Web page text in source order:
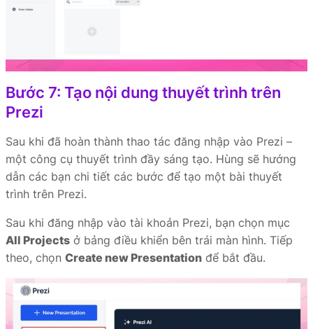
Bước 7: Tạo nội dung thuyết trình trên
Prezi
Sau khi đã hoàn thành thao tác đăng nhập vào Prezi –
một công cụ thuyết trình đầy sáng tạo. Hùng sẽ hướng
dẫn các bạn chi tiết các bước để tạo một bài thuyết
trình trên Prezi.
Sau khi đăng nhập vào tài khoản Prezi, bạn chọn mục
All Projects ở bảng điều khiển bên trái màn hình. Tiếp
theo, chọn Create new Presentation để bắt đầu.